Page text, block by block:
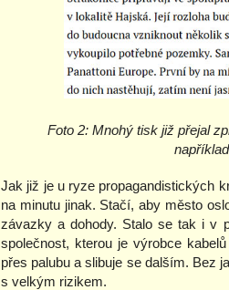
Foto 2: Mnohý tisk již přejal
Jak již je u ryze propagandistických
na minutu jinak. Stačí, aby město
závazky a dohody. Stalo se tak i v
společnost, kterou je výrobce
přes palubu a slibuje se dalším. Bez
s velkým rizikem.